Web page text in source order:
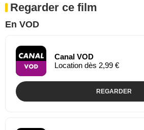
Regarder ce film
En VOD
Canal VOD
Location dès 2,99 €
REGARDER